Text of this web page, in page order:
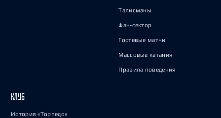
Талисманы
Фан-сектор
Гостевые матчи
Массовые катания
Правила поведения
КЛУБ
История «Торпедо»